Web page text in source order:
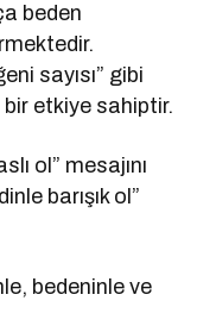
beden
sayısı” gibi
etkiye sahiptir.
ol” mesajını
barışık ol”
bedeninle ve